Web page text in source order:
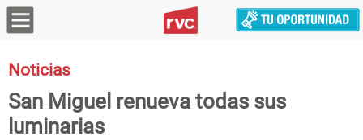
Noticias
San Miguel renueva todas sus
luminarias